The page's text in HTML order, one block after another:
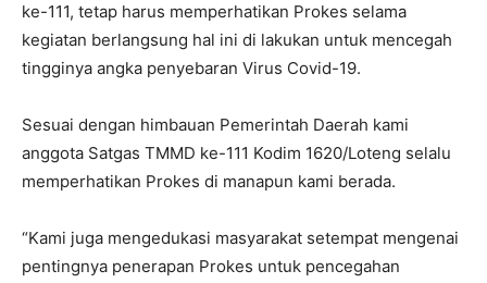
ke-111, tetap harus memperhatikan Prokes selama
kegiatan berlangsung hal ini di lakukan untuk mencegah
tingginya angka penyebaran Virus Covid-19.
Sesuai dengan himbauan Pemerintah Daerah kami
anggota Satgas TMMD ke-111 Kodim 1620/Loteng selalu
memperhatikan Prokes di manapun kami berada.
“Kami juga mengedukasi masyarakat setempat mengenai
pentingnya penerapan Prokes untuk pencegahan